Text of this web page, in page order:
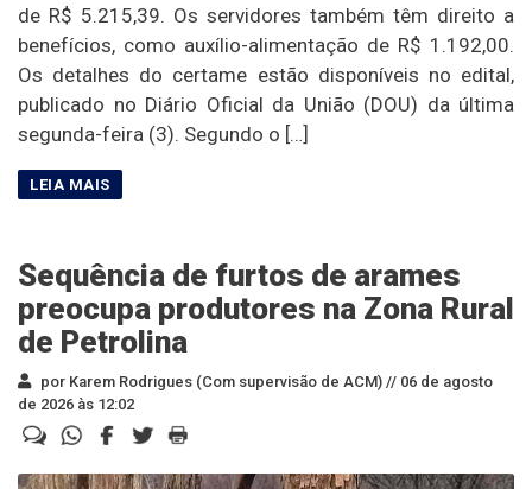
de R$ 5.215,39. Os servidores também têm direito a
benefícios, como auxílio-alimentação de R$ 1.192,00.
Os detalhes do certame estão disponíveis no edital,
publicado no Diário Oficial da União (DOU) da última
segunda-feira (3). Segundo o […]
Sequência de furtos de arames
preocupa produtores na Zona Rural
de Petrolina
por Karem Rodrigues (Com supervisão de ACM) // 06 de agosto
de 2026 às 12:02